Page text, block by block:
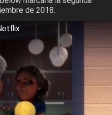
de 2018.